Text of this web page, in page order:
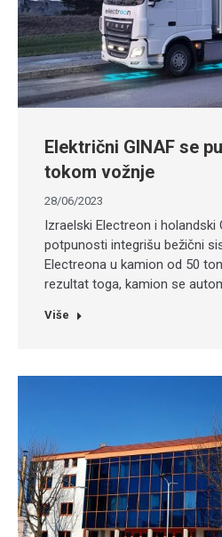
Električni GINAF se
tokom vožnje
28/06/2023
Izraelski Electreon i holandski
potpunosti integrišu bežični
Electreona u kamion od 50
rezultat toga, kamion se
Više